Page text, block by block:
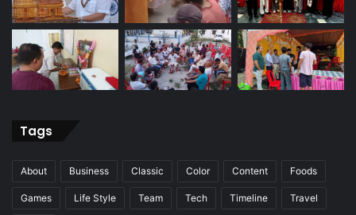
Tags
About Business Classic Color Content Foods
Games Life Style Team Tech Timeline Travel